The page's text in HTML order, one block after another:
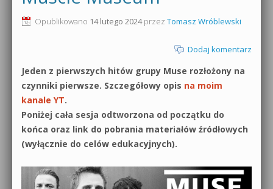
Produkcja muzyczna od podstaw
Sound Forge od podstaw
Dubstep z syntezatorem Massive
Kontakt 5 Kompendium
Pakiety
0dB.pl - informacje
Materiały dla mediów
Archiwum aktualności
Polityka prywatności
Działanie sklepu internetowego
Opublikowano 14 lutego 2024przez Tomasz Wróblewski
Dodaj komentarz
Jeden z pierwszych hitów grupy Muse rozłożony na
czynniki pierwsze. Szczegółowy opis na moim
kanale YT.
Poniżej cała sesja odtworzona od początku do
końca oraz link do pobrania materiałów źródłowych
(wyłącznie do celów edukacyjnych).